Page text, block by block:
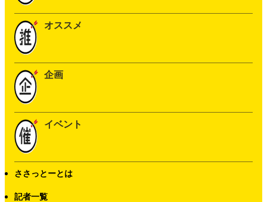
オススメ
企画
イベント
ささっとーとは
記者一覧